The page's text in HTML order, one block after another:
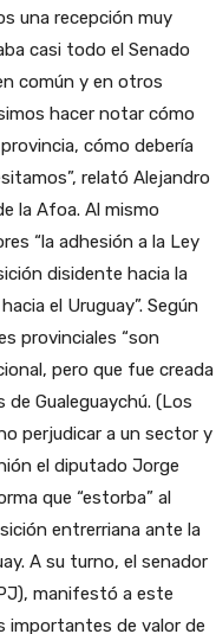
una recepción muy
casi todo el Senado
común y en otros
hacer notar cómo
cómo debería
relató Alejandro
la Afoa. Al mismo
“la adhesión a la Ley
disidente hacia la
el Uruguay”. Según
provinciales “son
pero que fue creada
Gualeguaychú. (Los
perjudicar a un sector y
el diputado Jorge
que “estorba” al
entrerriana ante la
A su turno, el senador
manifestó a este
importantes de valor de